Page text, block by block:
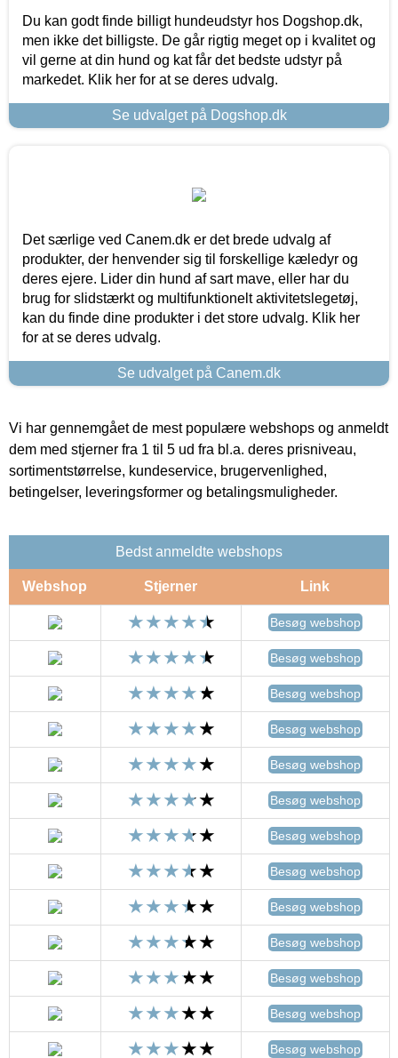
Du kan godt finde billigt hundeudstyr hos Dogshop.dk,
men ikke det billigste. De går rigtig meget op i kvalitet og
vil gerne at din hund og kat får det bedste udstyr på
markedet. Klik her for at se deres udvalg.
Se udvalget på Dogshop.dk
Det særlige ved Canem.dk er det brede udvalg af
produkter, der henvender sig til forskellige kæledyr og
deres ejere. Lider din hund af sart mave, eller har du
brug for slidstærkt og multifunktionelt aktivitetslegetøj,
kan du finde dine produkter i det store udvalg. Klik her
for at se deres udvalg.
Se udvalget på Canem.dk
Vi har gennemgået de mest populære webshops og anmeldt
dem med stjerner fra 1 til 5 ud fra bl.a. deres prisniveau,
sortimentstørrelse, kundeservice, brugervenlighed,
betingelser, leveringsformer og betalingsmuligheder.
Bedst anmeldte webshops
Webshop Stjerner Link
Besøg webshop
Besøg webshop
Besøg webshop
Besøg webshop
Besøg webshop
Besøg webshop
Besøg webshop
Besøg webshop
Besøg webshop
Besøg webshop
Besøg webshop
Besøg webshop
Besøg webshop